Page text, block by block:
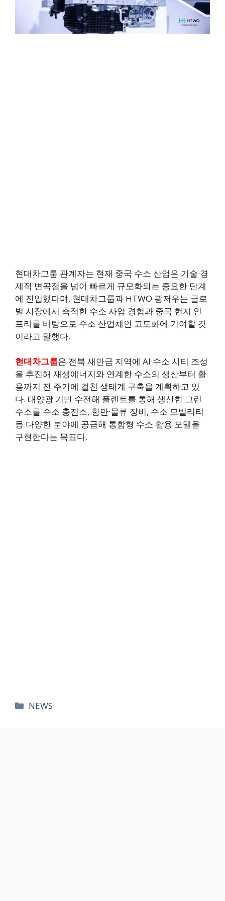
현대차그룹 관계자는 현재 중국 수소 산업은 기술·경
제적 변곡점을 넘어 빠르게 규모화되는 중요한 단계
에 진입했다며, 현대차그룹과 HTWO 광저우는 글로
벌 시장에서 축적한 수소 사업 경험과 중국 현지 인
프라를 바탕으로 수소 산업체인 고도화에 기여할 것
이라고 말했다.
현대차그룹은 전북 새만금 지역에 AI·수소 시티 조성
을 추진해 재생에너지와 연계한 수소의 생산부터 활
용까지 전 주기에 걸친 생태계 구축을 계획하고 있
다. 태양광 기반 수전해 플랜트를 통해 생산한 그린
수소를 수소 충전소, 항만·물류 장비, 수소 모빌리티
등 다양한 분야에 공급해 통합형 수소 활용 모델을
구현한다는 목표다.
카
NEWS